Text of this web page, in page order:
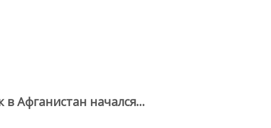
в Афганистан начался…